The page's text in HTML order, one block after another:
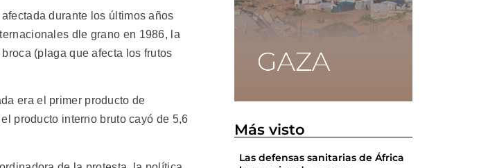
durante los últimos años
dle grano en 1986, la
(plaga que afecta los frutos
era el primer producto de
producto interno bruto cayó de 5,6
Más visto
Las defensas sanitarias de África